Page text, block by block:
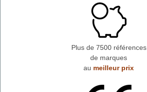
Plus de 7500 références
de marques
au meilleur prix